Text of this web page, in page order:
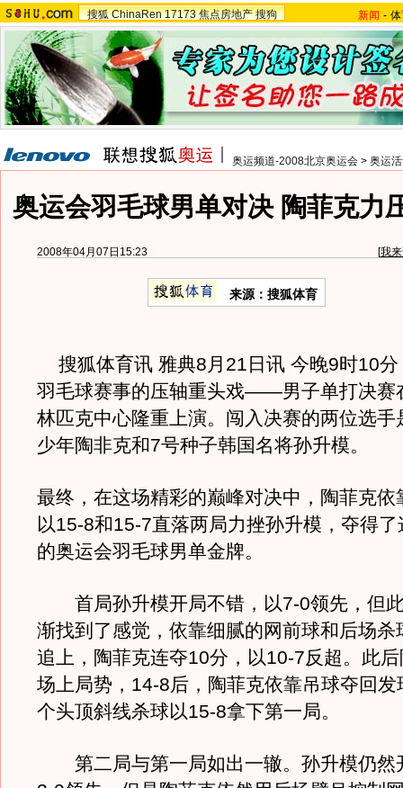
搜狐 ChinaRen 17173 焦点房地产 搜狗 新闻 -
奥运频道-2008北京奥运会 > 奥运
奥运会羽毛球男单对决 陶菲克力
2008年04月07日15:23 [我
来源：搜狐体育
搜狐体育讯 雅典8月21日讯 今晚9时10分
羽毛球赛事的压轴重头戏——男子单打决赛
林匹克中心隆重上演。闯入决赛的两位选手
少年陶非克和7号种子韩国名将孙升模。
最终，在这场精彩的巅峰对决中，陶菲克依
以15-8和15-7直落两局力挫孙升模，夺得
的奥运会羽毛球男单金牌。
首局孙升模开局不错，以7-0领先，但
渐找到了感觉，依靠细腻的网前球和后场杀
追上，陶菲克连夺10分，以10-7反超。此
场上局势，14-8后，陶菲克依靠吊球夺回发
个头顶斜线杀球以15-8拿下第一局。
第二局与第一局如出一辙。孙升模仍然